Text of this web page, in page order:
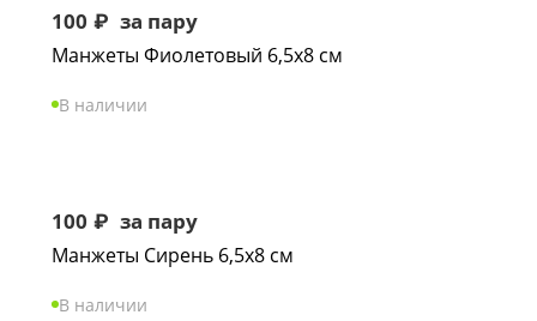
100 ₽ за пару
Манжеты Фиолетовый 6,5х8 см
В наличии
100 ₽ за пару
Манжеты Сирень 6,5х8 см
В наличии